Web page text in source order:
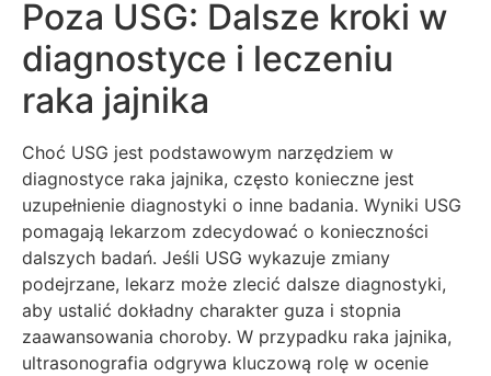
Poza USG: Dalsze kroki w
diagnostyce i leczeniu
raka jajnika
Choć USG jest podstawowym narzędziem w
diagnostyce raka jajnika, często konieczne jest
uzupełnienie diagnostyki o inne badania. Wyniki USG
pomagają lekarzom zdecydować o konieczności
dalszych badań. Jeśli USG wykazuje zmiany
podejrzane, lekarz może zlecić dalsze diagnostyki,
aby ustalić dokładny charakter guza i stopnia
zaawansowania choroby. W przypadku raka jajnika,
ultrasonografia odgrywa kluczową rolę w ocenie